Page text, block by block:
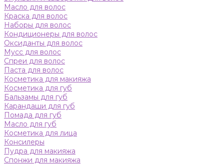
Масло для волос
Краска для волос
Наборы для волос
Кондиционеры для волос
Оксиданты для волос
Мусс для волос
Спреи для волос
Паста для волос
Косметика для макияжа
Косметика для губ
Бальзамы для губ
Карандаши для губ
Помада для губ
Масло для губ
Косметика для лица
Консилеры
Пудра для макияжа
Спонжи для макияжа